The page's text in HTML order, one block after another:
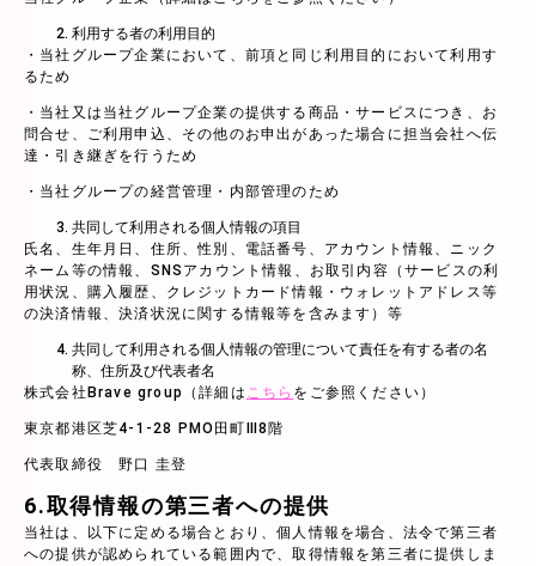
利用する者の利用目的
・当社グループ企業において、前項と同じ利用目的において利用す
るため
・当社又は当社グループ企業の提供する商品・サービスにつき、お
問合せ、ご利用申込、その他のお申出があった場合に担当会社へ伝
達・引き継ぎを行うため
・当社グループの経営管理・内部管理のため
共同して利用される個人情報の項目
氏名、生年月日、住所、性別、電話番号、アカウント情報、ニック
ネーム等の情報、SNSアカウント情報、お取引内容（サービスの利
用状況、購入履歴、クレジットカード情報・ウォレットアドレス等
の決済情報、決済状況に関する情報等を含みます）等
共同して利用される個人情報の管理について責任を有する者の名
称、住所及び代表者名
株式会社Brave group（詳細は こちら をご参照ください）
東京都港区芝4-1-28 PMO田町Ⅲ8階
代表取締役 野口 圭登
6.取得情報の第三者への提供
当社は、以下に定める場合とおり、個人情報を場合、法令で第三者
への提供が認められている範囲内で、取得情報を第三者に提供しま